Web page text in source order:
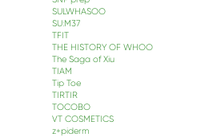
SULWHASOO
SU:M37
TFIT
THE HISTORY OF WHOO
The Saga of Xiu
TIAM
Tip Toe
TIRTIR
TOCOBO
VT COSMETICS
z+piderm